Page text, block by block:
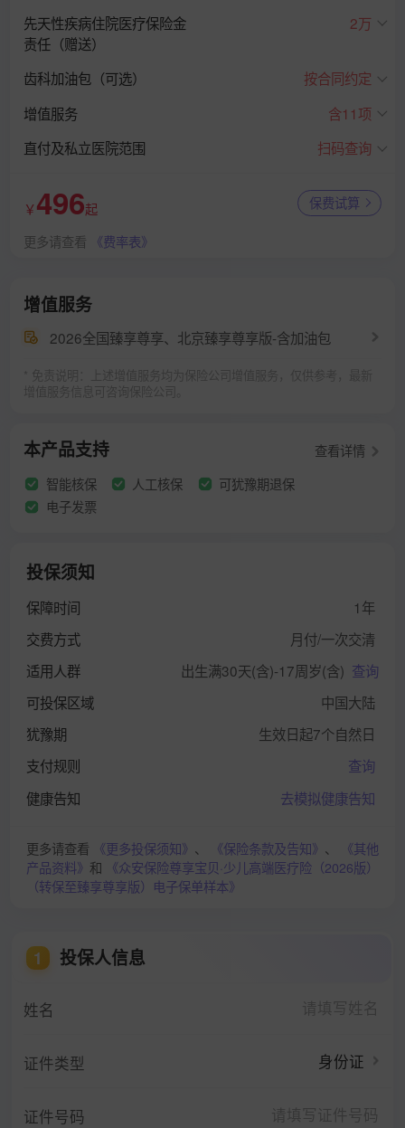
先天性疾病住院医疗保险金
责任（赠送）
2万
齿科加油包（可选）
按合同约定
增值服务
含11项
直付及私立医院范围
扫码查询
￥ 496起 保费试算
更多请查看 《费率表》
增值服务
2026全国臻享尊享、北京臻享尊享版-含加油包
本产品支持
查看详情
智能核保
人工核保
可犹豫期退保
电子发票
投保须知
保障时间
1年
交费方式
月付/一次交清
适用人群
出生满30天(含)-17周岁(含) 查询
可投保区域
中国大陆
犹豫期
生效日起7个自然日
支付规则
查询
健康告知
去模拟健康告知
更多请查看 《更多投保须知》 、 《保险条款及告知》 、
《其他
产品资料》 和
《众安保险尊享宝贝·少儿高端医疗险（2026版）
（转保至臻享尊享版）电子保单样本》
1 投保人信息
姓名
证件类型 身份证
证件号码